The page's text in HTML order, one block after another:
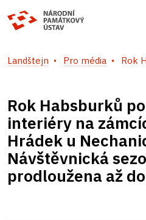
Landštejn Pro média Rok
Rok Habsburků
interiéry na
Hrádek u
Návštěvnická
prodloužena až